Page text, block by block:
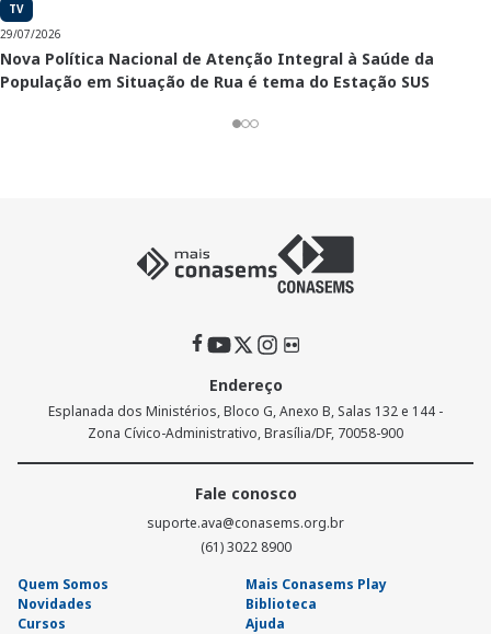
TV
29/07/2026
Nova Política Nacional de Atenção Integral à Saúde da
População em Situação de Rua é tema do Estação SUS
Endereço
Esplanada dos Ministérios, Bloco G, Anexo B, Salas 132 e 144 -
Zona Cívico-Administrativo, Brasília/DF, 70058-900
Fale conosco
suporte.ava@conasems.org.br
(61) 3022 8900
Quem Somos
Mais Conasems Play
Novidades
Biblioteca
Cursos
Ajuda